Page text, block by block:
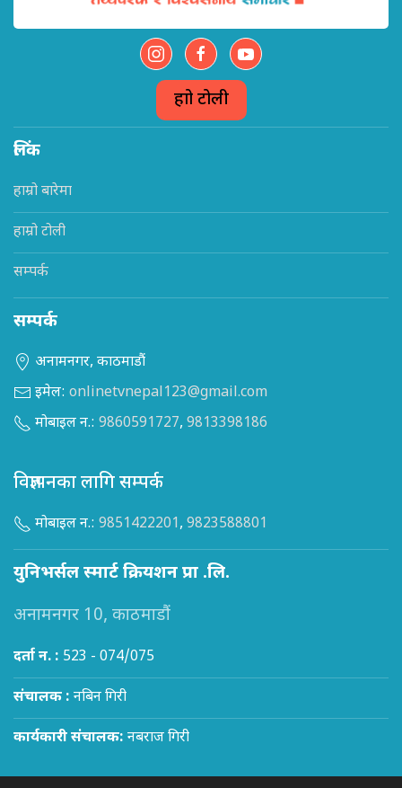
हाम्रो टोली
लिंक
हाम्रो बारेमा
हाम्रो टोली
सम्पर्क
सम्पर्क
अनामनगर, काठमाडौं
इमेल: onlinetvnepal123@gmail.com
मोबाइल न.: 9860591727, 9813398186
विज्ञापनका लागि सम्पर्क
मोबाइल न.: 9851422201, 9823588801
युनिभर्सल स्मार्ट क्रियशन प्रा .लि.
अनामनगर 10, काठमाडौं
दर्ता न. : 523 - 074/075
संचालक : नबिन गिरी
कार्यकारी संचालक: नबराज गिरी